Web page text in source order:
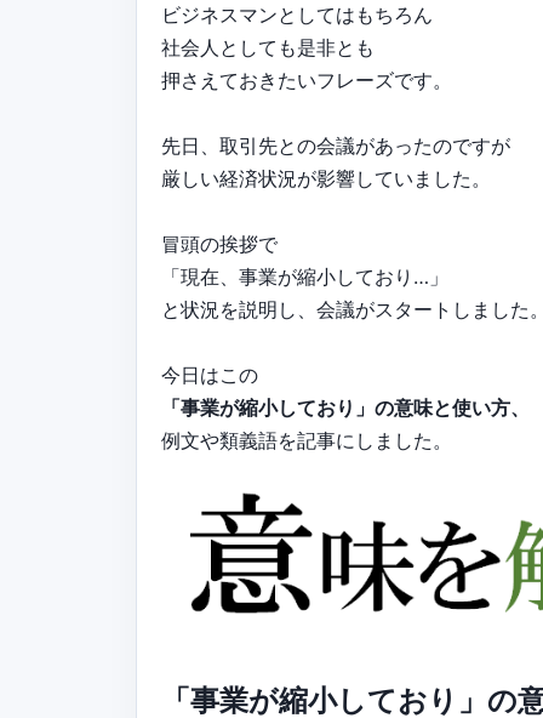
ビジネスマンとしてはもちろん
社会人としても是非とも
押さえておきたいフレーズです。
先日、取引先との会議があったのですが
厳しい経済状況が影響していました。
冒頭の挨拶で
「現在、事業が縮小しており…」
と状況を説明し、会議がスタートしました
今日はこの
「事業が縮小しており」の意味と使い方、
例文や類義語を記事にしました。
「事業が縮小しており」の